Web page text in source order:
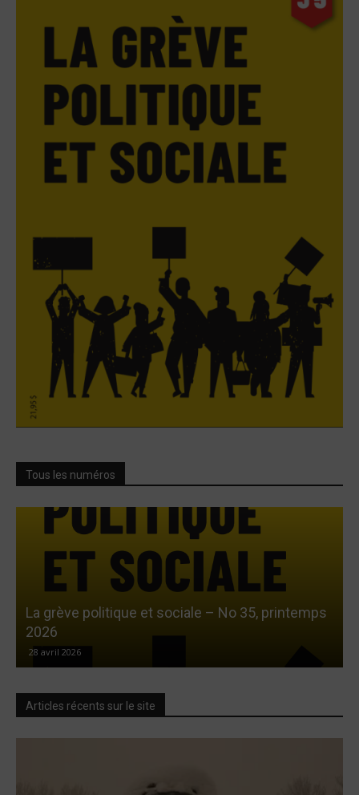
Tous les numéros
La grève politique et sociale – No 35, printemps
2026
28 avril 2026
Articles récents sur le site